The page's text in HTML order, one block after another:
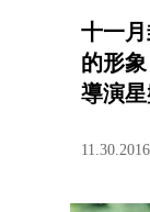
十一
的形
導演
11.30.2016